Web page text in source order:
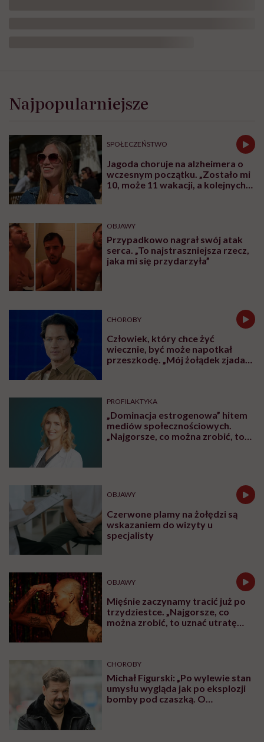
Najpopularniejsze
SPOŁECZEŃSTWO
Jagoda choruje na alzheimera o
wczesnym początku. „Zostało mi
10, może 11 wakacji, a kolejnych
OBJAWY
Przypadkowo nagrał swój atak
serca. „To najstraszniejsza rzecz,
jaka mi się przydarzyła”
CHOROBY
Człowiek, który chce żyć
wiecznie, być może napotkał
przeszkodę. „Mój żołądek zjada
PROFILAKTYKA
„Dominacja estrogenowa” hitem
mediów społecznościowych.
„Najgorsze, co można zrobić, to
OBJAWY
Czerwone plamy na żołędzi są
wskazaniem do wizyty u
specjalisty
OBJAWY
Mięśnie zaczynamy tracić już po
trzydziestce. „Najgorsze, co
można zrobić, to uznać utratę
CHOROBY
Michał Figurski: „Po wylewie stan
umysłu wygląda jak po eksplozji
bomby pod czaszką. O